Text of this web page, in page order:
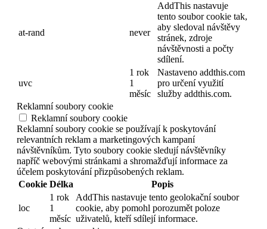
at-rand never
AddThis nastavuje
tento soubor cookie tak,
aby sledoval návštěvy
stránek, zdroje
návštěvnosti a počty
sdílení.
uvc
1 rok
1
měsíc
Nastaveno addthis.com
pro určení využití
služby addthis.com.
Reklamní soubory cookie
Reklamní soubory cookie
Reklamní soubory cookie se používají k poskytování
relevantních reklam a marketingových kampaní
návštěvníkům. Tyto soubory cookie sledují návštěvníky
napříč webovými stránkami a shromažďují informace za
účelem poskytování přizpůsobených reklam.
Cookie Délka Popis
loc
1 rok
1
měsíc
AddThis nastavuje tento geolokační soubor
cookie, aby pomohl porozumět poloze
uživatelů, kteří sdílejí informace.